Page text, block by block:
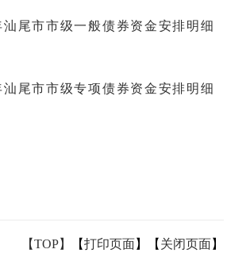
汕尾市市级一般债券资金安排明细
汕尾市市级专项债券资金安排明细
【TOP】 【打印页面】【 关闭页面】